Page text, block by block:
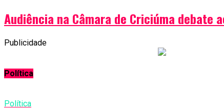
Audiência na Câmara de Criciúma
Publicidade
Política
Política